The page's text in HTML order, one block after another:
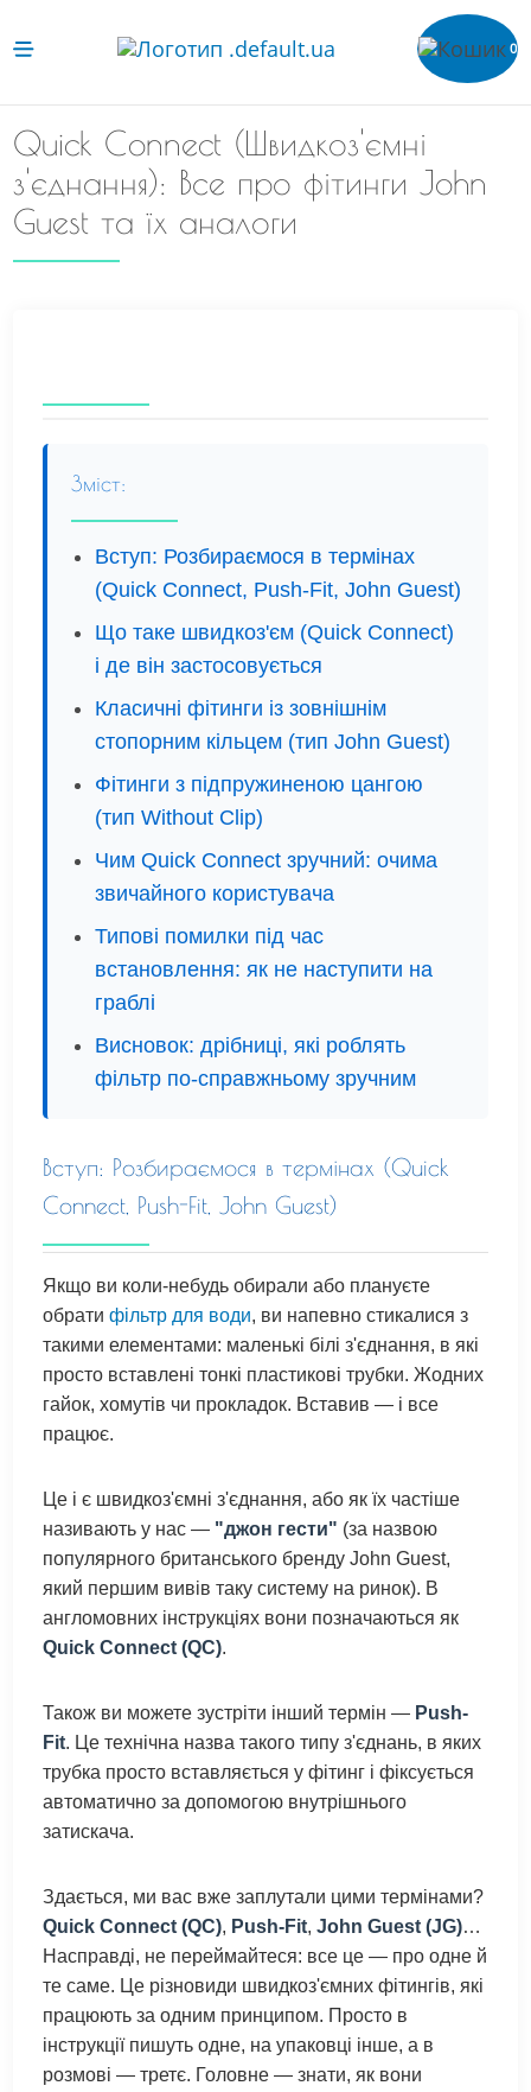
0
Quick Connect (Швидкоз'ємні
з'єднання): Все про фітинги John
Guest та їх аналоги
Зміст:
Вступ: Розбираємося в термінах
(Quick Connect, Push-Fit, John Guest)
Що таке швидкоз'єм (Quick Connect)
і де він застосовується
Класичні фітинги із зовнішнім
стопорним кільцем (тип John Guest)
Фітинги з підпружиненою цангою
(тип Without Clip)
Чим Quick Connect зручний: очима
звичайного користувача
Типові помилки під час
встановлення: як не наступити на
граблі
Висновок: дрібниці, які роблять
фільтр по-справжньому зручним
Вступ: Розбираємося в термінах (Quick
Connect, Push-Fit, John Guest)
Якщо ви коли-небудь обирали або плануєте
обратифільтр для води, ви напевно стикалися з
такими елементами: маленькі білі з'єднання, в які
просто вставлені тонкі пластикові трубки. Жодних
гайок, хомутів чи прокладок. Вставив — і все
працює.
Це і є швидкоз'ємні з'єднання, або як їх частіше
називають у нас — "джон гести" (за назвою
популярного британського бренду John Guest,
який першим вивів таку систему на ринок). В
англомовних інструкціях вони позначаються як
Quick Connect (QC).
Також ви можете зустріти інший термін — Push-
Fit. Це технічна назва такого типу з'єднань, в яких
трубка просто вставляється у фітинг і фіксується
автоматично за допомогою внутрішнього
затискача.
Здається, ми вас вже заплутали цими термінами?
Quick Connect (QC), Push-Fit,John Guest (JG)…
Насправді, не переймайтеся: все це — про одне й
те саме. Це різновиди швидкоз'ємних фітингів, які
працюють за одним принципом. Просто в
інструкції пишуть одне, на упаковці інше, а в
розмові — третє. Головне — знати, як вони